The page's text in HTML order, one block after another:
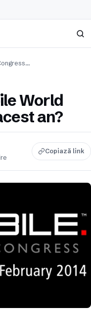
Caută
World
an?
Copiază link